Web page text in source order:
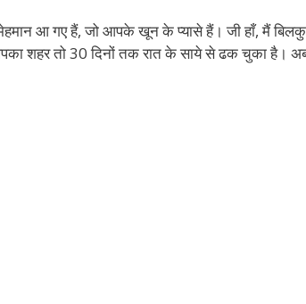
आ गए हैं, जो आपके खून के प्यासे हैं। जी हाँ, मैं
शहर तो 30 दिनों तक रात के साये से ढक चुका है।